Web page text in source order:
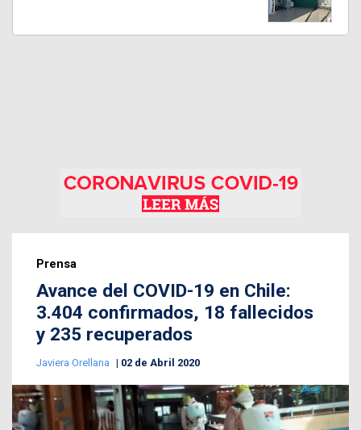
Prensa
Avance del COVID-19 en Chile:
3.404 confirmados, 18 fallecidos
y 235 recuperados
Javiera Orellana 02 de Abril 2020